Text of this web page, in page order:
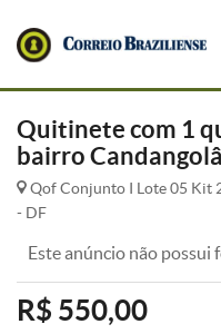
Quitinete com 1
bairro
Qof Conjunto I Lote 05 Kit
- DF
Este anúncio não possui
R$ 550,00